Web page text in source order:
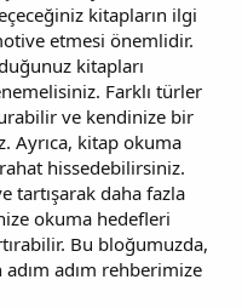
kitapların ilgi
etmesi önemlidir.
kitapları
Farklı türler
ve kendinize bir
Ayrıca, kitap okuma
hissedebilirsiniz.
tartışarak daha fazla
okuma hedefleri
Bu bloğumuzda,
adım rehberimize